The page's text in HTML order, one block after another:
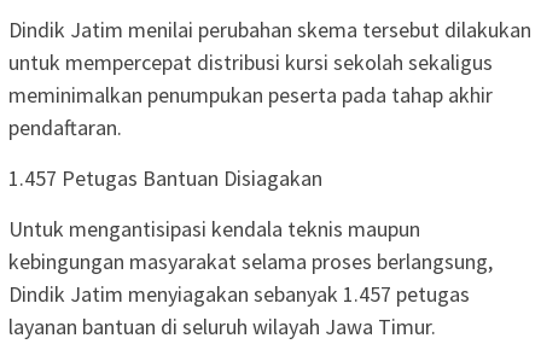
Dindik Jatim menilai perubahan skema tersebut dilakukan
untuk mempercepat distribusi kursi sekolah sekaligus
meminimalkan penumpukan peserta pada tahap akhir
pendaftaran.
1.457 Petugas Bantuan Disiagakan
Untuk mengantisipasi kendala teknis maupun
kebingungan masyarakat selama proses berlangsung,
Dindik Jatim menyiagakan sebanyak 1.457 petugas
layanan bantuan di seluruh wilayah Jawa Timur.